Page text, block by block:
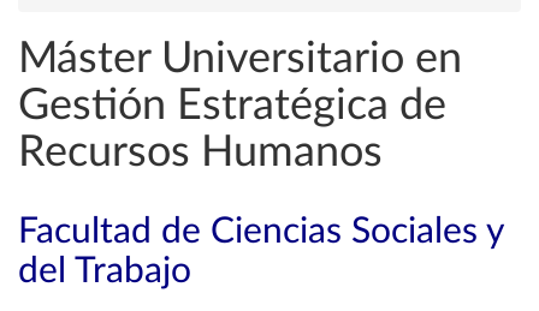
Máster Universitario en
Gestión Estratégica de
Recursos Humanos
Facultad de Ciencias Sociales y
del Trabajo